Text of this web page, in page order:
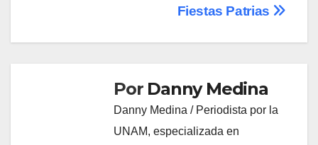
Fiestas Patrias
Por Danny Medina
Danny Medina / Periodista por la
UNAM, especializada en